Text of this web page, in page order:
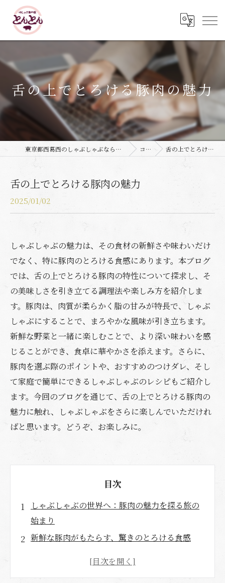
舌の上でとろける豚肉の魅力
東京都西葛西のしゃぶしゃぶなら豚しゃぶ専門店 とんとん コラム 舌の上でとろける豚肉の魅力
舌の上でとろける豚肉の魅力
2025/01/02
しゃぶしゃぶの魅力は、その食材の新鮮さや味わいだけ
でなく、特に豚肉のとろける食感にあります。本ブログ
では、舌の上でとろける豚肉の特性について探求し、そ
の美味しさを引き立てる調理法や楽しみ方を紹介しま
す。豚肉は、肉質が柔らかく脂の甘みが特長で、しゃぶ
しゃぶにすることで、まろやかな風味が引き立ちます。
新鮮な野菜と一緒に楽しむことで、より深い味わいを感
じることができ、食卓に華やかさを添えます。さらに、
豚肉を選ぶ際のポイントや、おすすめのつけダレ、そし
て家庭で簡単にできるしゃぶしゃぶのレシピもご紹介し
ます。今回のブログを通じて、舌の上でとろける豚肉の
魅力に触れ、しゃぶしゃぶをさらに楽しんでいただけれ
ばと思います。どうぞ、お楽しみに。
目次
しゃぶしゃぶの世界へ：豚肉の魅力を探る旅の
始まり
新鮮な豚肉がもたらす、驚きのとろける食感